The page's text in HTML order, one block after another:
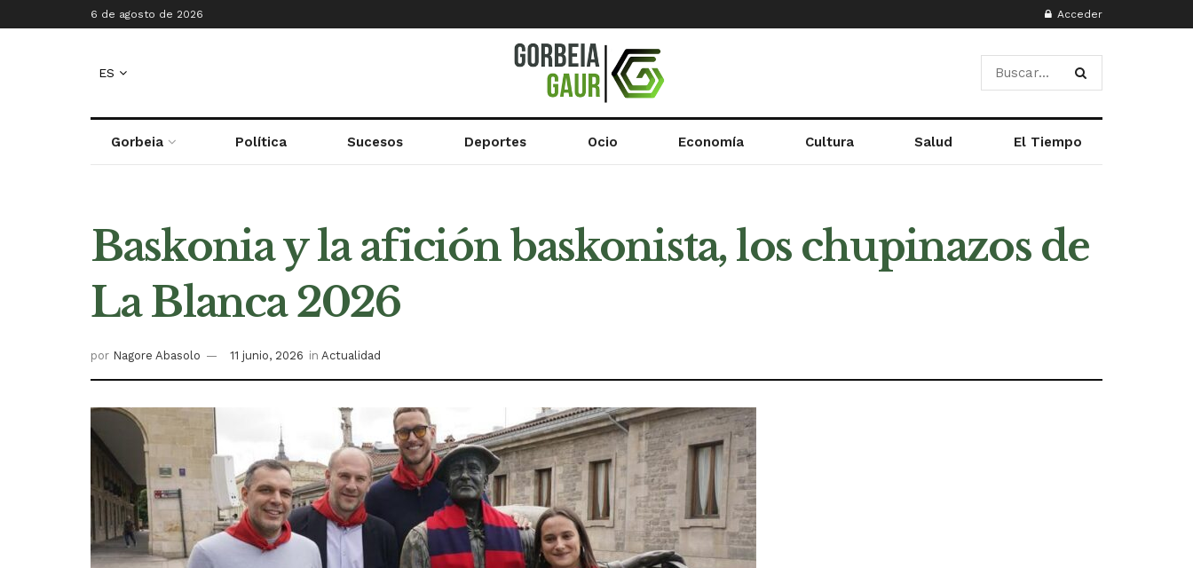
6 de agosto de 2026 Acceder
ES
Gorbeia Política Sucesos Deportes Ocio Economía Cultura Salud El Tiempo
Baskonia y la afición baskonista, los chupinazos de
La Blanca 2026
por Nagore Abasolo 11 junio, 2026 in Actualidad